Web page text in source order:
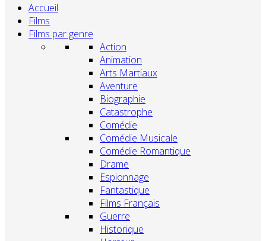
Accueil
Films
Films par genre
Action
Animation
Arts Martiaux
Aventure
Biographie
Catastrophe
Comédie
Comédie Musicale
Comédie Romantique
Drame
Espionnage
Fantastique
Films Français
Guerre
Historique